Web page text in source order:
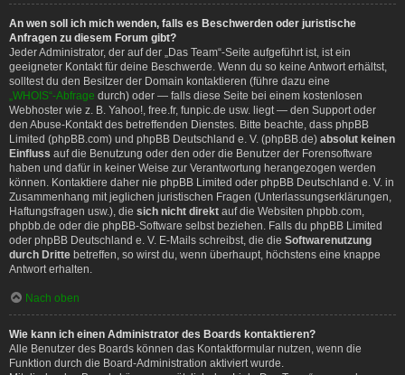
An wen soll ich mich wenden, falls es Beschwerden oder juristische
Anfragen zu diesem Forum gibt?
Jeder Administrator, der auf der „Das Team“-Seite aufgeführt ist, ist ein
geeigneter Kontakt für deine Beschwerde. Wenn du so keine Antwort erhältst,
solltest du den Besitzer der Domain kontaktieren (führe dazu eine
„WHOIS“-Abfrage durch) oder — falls diese Seite bei einem kostenlosen
Webhoster wie z. B. Yahoo!, free.fr, funpic.de usw. liegt — den Support oder
den Abuse-Kontakt des betreffenden Dienstes. Bitte beachte, dass phpBB
Limited (phpBB.com) und phpBB Deutschland e. V. (phpBB.de) absolut keinen
Einfluss auf die Benutzung oder den oder die Benutzer der Forensoftware
haben und dafür in keiner Weise zur Verantwortung herangezogen werden
können. Kontaktiere daher nie phpBB Limited oder phpBB Deutschland e. V. in
Zusammenhang mit jeglichen juristischen Fragen (Unterlassungserklärungen,
Haftungsfragen usw.), die sich nicht direkt auf die Websiten phpbb.com,
phpbb.de oder die phpBB-Software selbst beziehen. Falls du phpBB Limited
oder phpBB Deutschland e. V. E-Mails schreibst, die die Softwarenutzung
durch Dritte betreffen, so wirst du, wenn überhaupt, höchstens eine knappe
Antwort erhalten.
Nach oben
Wie kann ich einen Administrator des Boards kontaktieren?
Alle Benutzer des Boards können das Kontaktformular nutzen, wenn die
Funktion durch die Board-Administration aktiviert wurde.